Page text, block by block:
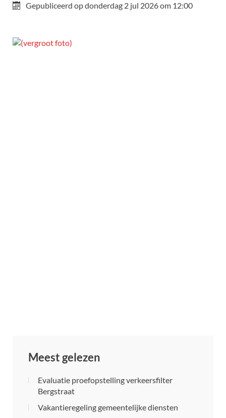
Gepubliceerd opdonderdag 2 jul 2026 om 12:00
Meest gelezen
Evaluatie proefopstelling verkeersfilter
Bergstraat
Vakantieregeling gemeentelijke diensten